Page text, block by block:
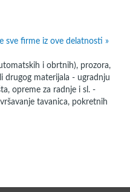
sve firme iz ove delatnosti »
i obrtnih), prozora,
drugog materijala - ugradnju
opreme za radnje i sl. -
tavanica, pokretnih